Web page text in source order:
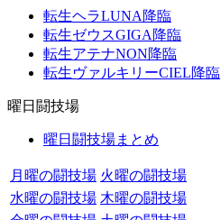
転生ヘラLUNA降臨
転生ゼウスGIGA降臨
転生アテナNON降臨
転生ヴァルキリーCIEL降臨
曜日闘技場
曜日闘技場まとめ
月曜の闘技場 火曜の闘技場
水曜の闘技場 木曜の闘技場